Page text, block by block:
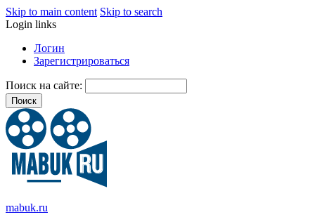
Skip to main content Skip to search
Login links
Логин
Зарегистрироваться
Поиск на сайте:
mabuk.ru